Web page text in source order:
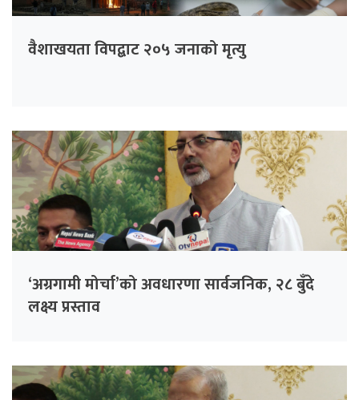
वैशाखयता विपद्बाट २०५ जनाको मृत्यु
‘अग्रगामी मोर्चा’को अवधारणा सार्वजनिक, २८ बुँदे
लक्ष्य प्रस्ताव